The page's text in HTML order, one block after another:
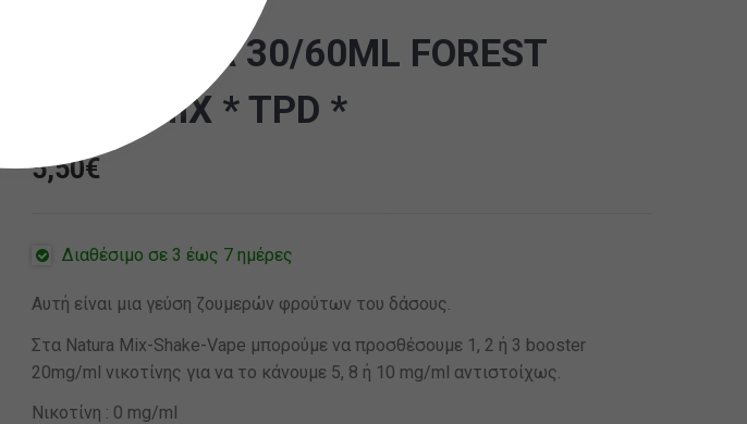
BY NATURA 30/60ML FOREST
FRUIT MIX * TPD *
5,50€
Διαθέσιμο σε 3 έως 7 ημέρες
Αυτή είναι μια γεύση ζουμερών φρούτων του δάσους.
Στα Natura Mix-Shake-Vape μπορούμε να προσθέσουμε 1, 2 ή 3 booster
20mg/ml νικοτίνης για να το κάνουμε 5, 8 ή 10 mg/ml αντιστοίχως.
Νικοτίνη : 0 mg/ml